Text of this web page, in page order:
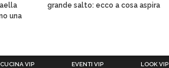
una
grande salto: ecco a cosa aspira
CUCINA VIP EVENTI VIP LOOK VIP